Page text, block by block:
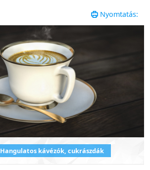
Nyomtatás:
Hangulatos kávézók, cukrászdák